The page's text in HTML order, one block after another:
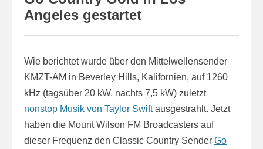
Angeles gestartet
Wie berichtet wurde über den Mittelwellensender
KMZT-AM in Beverley Hills, Kalifornien, auf 1260
kHz (tagsüber 20 kW, nachts 7,5 kW) zuletzt
nonstop Musik von Taylor Swiftausgestrahlt. Jetzt
haben die Mount Wilson FM Broadcasters auf
dieser Frequenz den Classic Country Sender Go